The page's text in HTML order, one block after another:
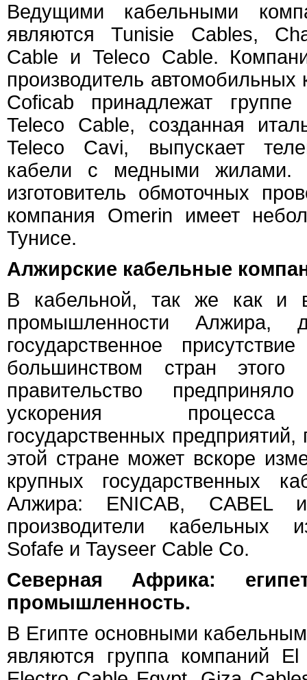
Ведущими кабельными
являются Tunisie Cables,
Cable и Teleco Cable.
производитель
Coficab принадлежат
Teleco Cable, созданная
Teleco Cavi, выпускает
кабели с медными жилами.
изготовитель обмоточных
компания Omerin имеет
Тунисе.
Алжирские кабельные
В кабельной, так же как и
промышленности Алжира,
государственное
большинством стран этого
правительство
ускорения процесса
государственных предприятий,
этой стране может вскоре
крупных государственных
Алжира: ENICAB, CABEL
производители кабельных
Sofafe и Tayseer Cable Co.
Северная Африка:
промышленность.
В Египте основными
являются группа компаний